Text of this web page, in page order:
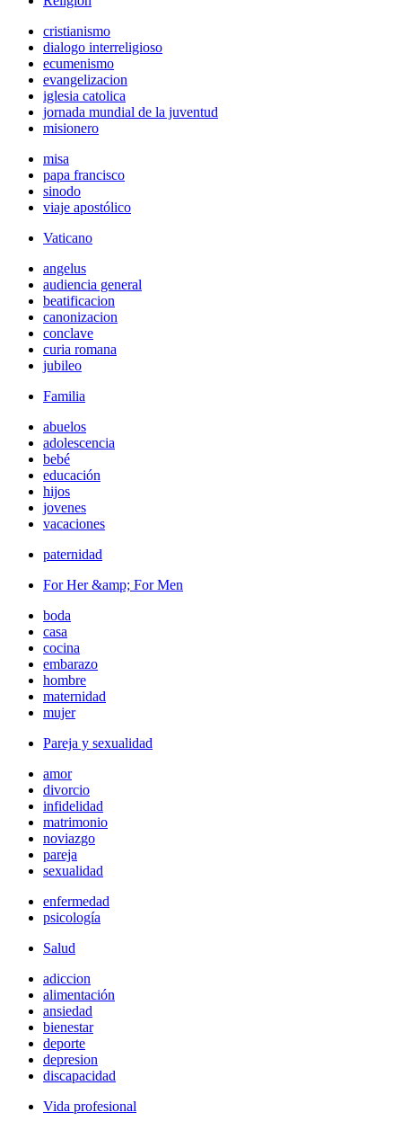
cristianismo
dialogo interreligioso
ecumenismo
evangelizacion
iglesia catolica
jornada mundial de la juventud
misionero
misa
papa francisco
sinodo
viaje apostólico
Vaticano
angelus
audiencia general
beatificacion
canonizacion
conclave
curia romana
jubileo
Familia
abuelos
adolescencia
bebé
educación
hijos
jovenes
vacaciones
paternidad
For Her &amp; For Men
boda
casa
cocina
embarazo
hombre
maternidad
mujer
Pareja y sexualidad
amor
divorcio
infidelidad
matrimonio
noviazgo
pareja
sexualidad
enfermedad
psicología
Salud
adiccion
alimentación
ansiedad
bienestar
deporte
depresion
discapacidad
Vida profesional